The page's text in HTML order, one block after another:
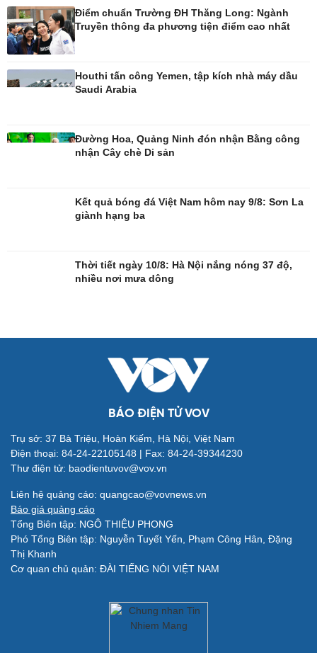
Nghệ sĩ
Tư vấn
Săn Tour
Quân sự - Quốc phòng
Vũ khí
Việt Nam
Phân tích
Điểm chuẩn Trường ĐH Thăng Long: Ngành
Truyền thông đa phương tiện điểm cao nhất
Houthi tấn công Yemen, tập kích nhà máy dầu
Saudi Arabia
Đường Hoa, Quảng Ninh đón nhận Bằng công
nhận Cây chè Di sản
Kết quả bóng đá Việt Nam hôm nay 9/8: Sơn La
giành hạng ba
Thời tiết ngày 10/8: Hà Nội nắng nóng 37 độ,
nhiều nơi mưa dông
BÁO ĐIỆN TỬ VOV
Trụ sở: 37 Bà Triệu, Hoàn Kiếm, Hà Nội, Việt Nam
Điện thoại: 84-24-22105148 | Fax: 84-24-39344230
Thư điện tử: baodientuvov@vov.vn
Liên hệ quảng cáo: quangcao@vovnews.vn
Báo giá quảng cáo
Tổng Biên tập: NGÔ THIỆU PHONG
Phó Tổng Biên tập: Nguyễn Tuyết Yến, Phạm Công Hân, Đặng
Thị Khanh
Cơ quan chủ quản: ĐÀI TIẾNG NÓI VIỆT NAM